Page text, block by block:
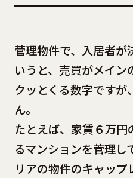
菅理物件で、入居者が
いうと、売買がメイ
クッとくる数字ですが
ん。
たとえば、家賃６万
るマンションを菅理し
リアの物件のキャッ